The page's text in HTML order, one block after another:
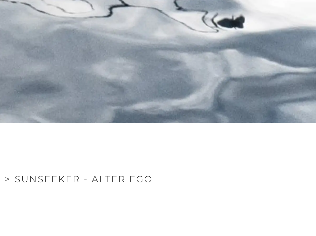
> SUNSEEKER - ALTER EGO